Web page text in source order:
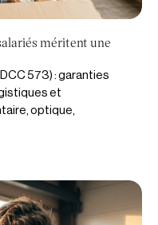
méritent une
573) : garanties
et
optique,